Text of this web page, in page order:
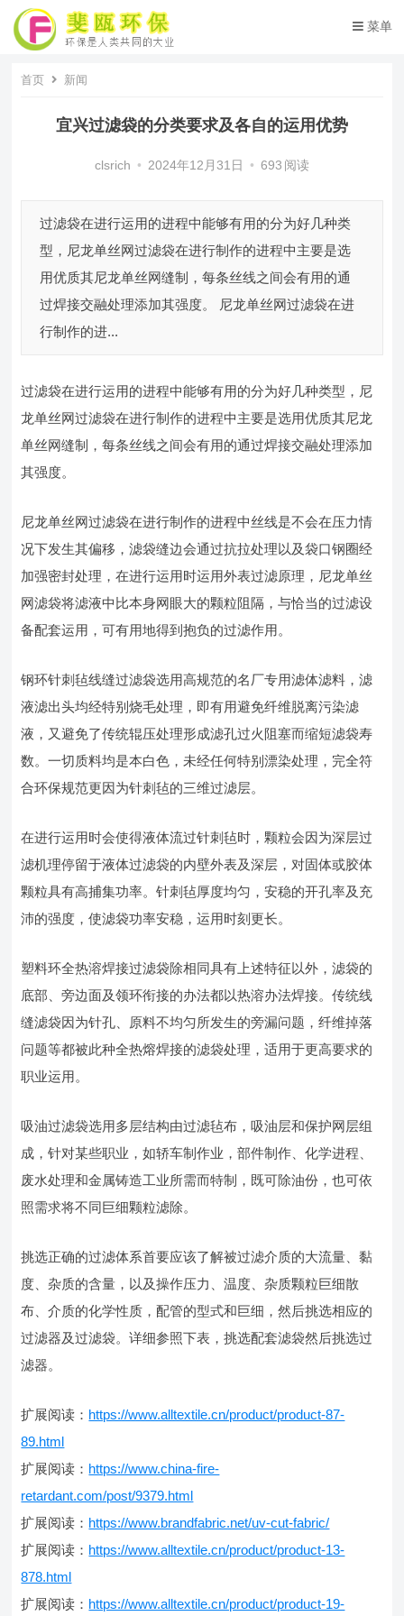
菜单
首页 新闻
宜兴过滤袋的分类要求及各自的运用优势
clsrich • 2024年12月31日 • 693 阅读
过滤袋在进行运用的进程中能够有用的分为好几种类
型，尼龙单丝网过滤袋在进行制作的进程中主要是选
用优质其尼龙单丝网缝制，每条丝线之间会有用的通
过焊接交融处理添加其强度。 尼龙单丝网过滤袋在进
行制作的进...
过滤袋在进行运用的进程中能够有用的分为好几种类型，尼
龙单丝网过滤袋在进行制作的进程中主要是选用优质其尼龙
单丝网缝制，每条丝线之间会有用的通过焊接交融处理添加
其强度。
尼龙单丝网过滤袋在进行制作的进程中丝线是不会在压力情
况下发生其偏移，滤袋缝边会通过抗拉处理以及袋口钢圈经
加强密封处理，在进行运用时运用外表过滤原理，尼龙单丝
网滤袋将滤液中比本身网眼大的颗粒阻隔，与恰当的过滤设
备配套运用，可有用地得到抱负的过滤作用。
钢环针刺毡线缝过滤袋选用高规范的名厂专用滤体滤料，滤
液滤出头均经特别烧毛处理，即有用避免纤维脱离污染滤
液，又避免了传统辊压处理形成滤孔过火阻塞而缩短滤袋寿
数。一切质料均是本白色，未经任何特别漂染处理，完全符
合环保规范更因为针刺毡的三维过滤层。
在进行运用时会使得液体流过针刺毡时，颗粒会因为深层过
滤机理停留于液体过滤袋的内壁外表及深层，对固体或胶体
颗粒具有高捕集功率。针刺毡厚度均匀，安稳的开孔率及充
沛的强度，使滤袋功率安稳，运用时刻更长。
塑料环全热溶焊接过滤袋除相同具有上述特征以外，滤袋的
底部、旁边面及领环衔接的办法都以热溶办法焊接。传统线
缝滤袋因为针孔、原料不均匀所发生的旁漏问题，纤维掉落
问题等都被此种全热熔焊接的滤袋处理，适用于更高要求的
职业运用。
吸油过滤袋选用多层结构由过滤毡布，吸油层和保护网层组
成，针对某些职业，如轿车制作业，部件制作、化学进程、
废水处理和金属铸造工业所需而特制，既可除油份，也可依
照需求将不同巨细颗粒滤除。
挑选正确的过滤体系首要应该了解被过滤介质的大流量、黏
度、杂质的含量，以及操作压力、温度、杂质颗粒巨细散
布、介质的化学性质，配管的型式和巨细，然后挑选相应的
过滤器及过滤袋。详细参照下表，挑选配套滤袋然后挑选过
滤器。
扩展阅读： https://www.alltextile.cn/product/product-87-
89.html
扩展阅读： https://www.china-fire-
retardant.com/post/9379.html
扩展阅读： https://www.brandfabric.net/uv-cut-fabric/
扩展阅读： https://www.alltextile.cn/product/product-13-
878.html
扩展阅读： https://www.alltextile.cn/product/product-19-